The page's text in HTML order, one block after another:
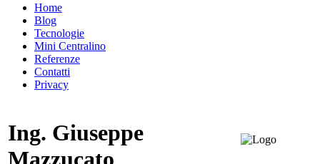
Home
Blog
Tecnologie
Mini Centralino
Referenze
Contatti
Privacy
Ing. Giuseppe